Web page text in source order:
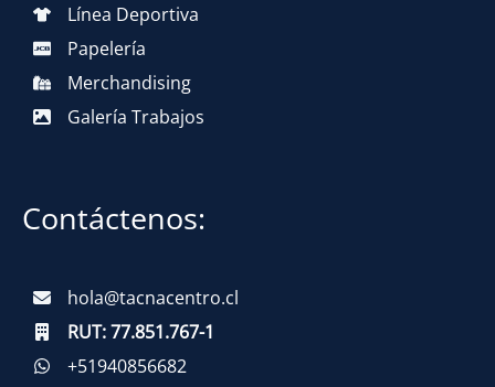
Línea Deportiva
Papelería
Merchandising
Galería Trabajos
Contáctenos:
hola@tacnacentro.cl
RUT:77.851.767-1
+51940856682